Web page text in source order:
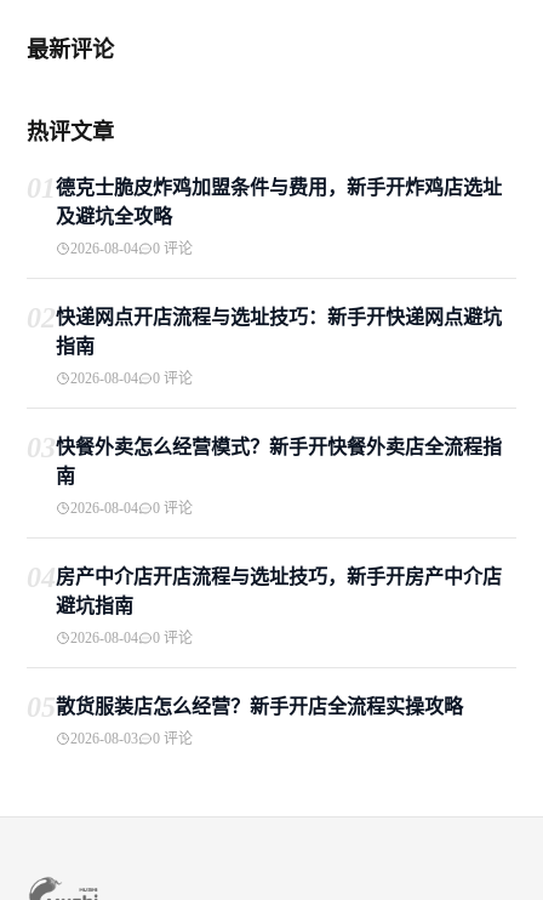
最新评论
热评文章
01德克士脆皮炸鸡加盟条件与费用，新手开炸鸡店选址
及避坑全攻略
2026-08-04 0 评论
02快递网点开店流程与选址技巧：新手开快递网点避坑
指南
2026-08-04 0 评论
03快餐外卖怎么经营模式？新手开快餐外卖店全流程指
南
2026-08-04 0 评论
04房产中介店开店流程与选址技巧，新手开房产中介店
避坑指南
2026-08-04 0 评论
05散货服装店怎么经营？新手开店全流程实操攻略
2026-08-03 0 评论